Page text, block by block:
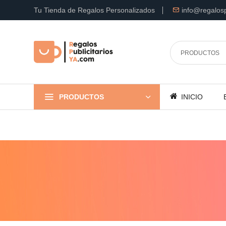
Tu Tienda de Regalos Personalizados
PRODUCTOS INICIO